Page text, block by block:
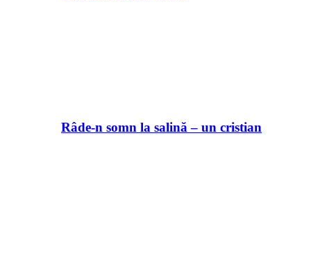
Râde-n somn la salină – un cristian